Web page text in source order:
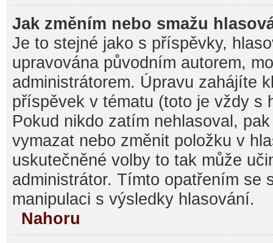
Jak změním nebo smažu
Je to stejné jako s příspěvky,
upravována původním autorem,
administrátorem. Úpravu zahájíte
příspěvek v tématu (toto je vždy s
Pokud nikdo zatím nehlasoval,
vymazat nebo změnit položku v
uskutečněné volby to tak může
administrátor. Tímto opatřením se
manipulaci s výsledky hlasování.
Nahoru